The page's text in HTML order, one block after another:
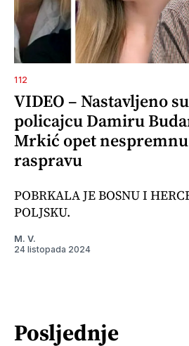
112
VIDEO – Nastavljeno
policajcu Damiru
Mrkić opet
raspravu
POBRKALA JE BOSNU I
POLJSKU.
M. V.
24 listopada 2024
Posljednje